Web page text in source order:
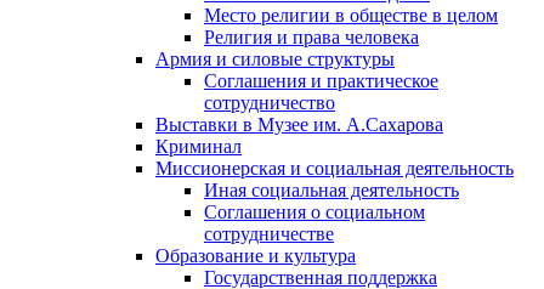
Место религии в обществе в целом
Религия и права человека
Армия и силовые структуры
Соглашения и практическое
сотрудничество
Выставки в Музее им. А.Сахарова
Криминал
Миссионерская и социальная деятельность
Иная социальная деятельность
Соглашения о социальном
сотрудничестве
Образование и культура
Государственная поддержка